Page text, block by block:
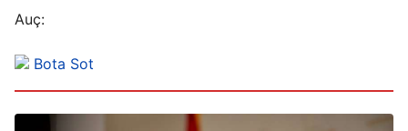
Auç:
Bota Sot